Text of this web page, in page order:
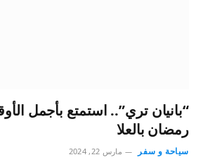
“بانيان تري”.. استمتع بأجمل
رمضان بالعلا
سياحة و سفر مارس 22, 2024